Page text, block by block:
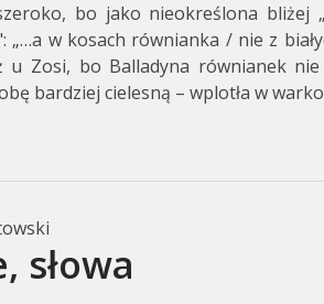
bo jako nieokreślona bliżej
„…a w kosach równianka / nie z
u Zosi, bo Balladyna równianek
bardziej cielesną – wplotła w
słowa